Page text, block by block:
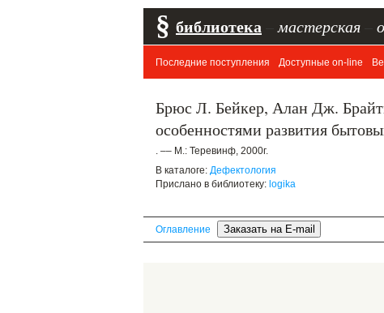
§ библиотека мастерская
Последние поступления Доступные on-line
Брюс Л. Бейкер, Алан Дж.
особенностями развития
. –– М.: Теревинф, 2000г.
В каталоге: Дефектология
Прислано в библиотеку: logika
Оглавление